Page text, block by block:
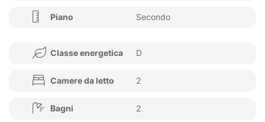
Piano Secondo
Classe energetica D
Camere da letto 2
Bagni 2